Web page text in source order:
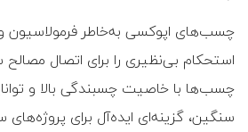
چسب‌های اپوکسی به‌خاطر فرمولاسیون
استحکام بی‌نظیری را برای اتصال
چسب‌ها با خاصیت چسبندگی بالا و
سنگین، گزینه‌ای ایده‌آل برای پروژه‌های